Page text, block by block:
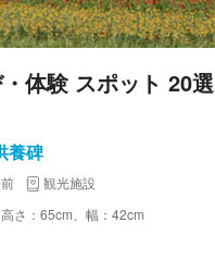
体験 スポット 20選
養碑
観光施設
さ：65cm、幅：42cm